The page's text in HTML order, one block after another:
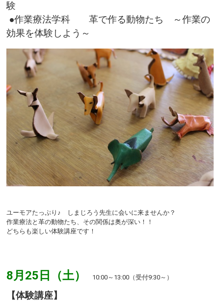
験
●作業療法学科 革で作る動物たち ～作業の
効果を体験しよう～
ユーモアたっぷり♪ しまじろう先生に会いに来ませんか？
作業療法と革の動物たち、その関係は奥が深い！！
どちらも楽しい体験講座です！
8月25日（土） 10:00～13:00（受付9:30～）
【体験講座】